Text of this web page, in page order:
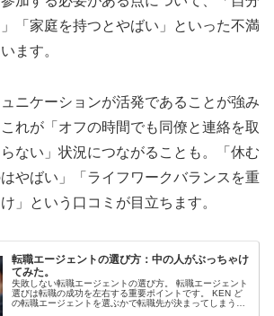
「家庭を持つとやばい」といった不満
ます。
ニケーションが活発であることが強み
れが「オフの時間でも同僚と連絡を取
ない」状況につながることも。「休む
やばい」「ライフワークバランスを重
」という口コミが目立ちます。
転職エージェントの選び方：中の人がぶっちゃけ
てみた。
失敗しない転職エージェントの選び方。 転職エージェント
選びは転職の成功を左右する重要ポイントです。 KEN ど
の転職エージェントを選ぶかで転職先が決まってしまうと